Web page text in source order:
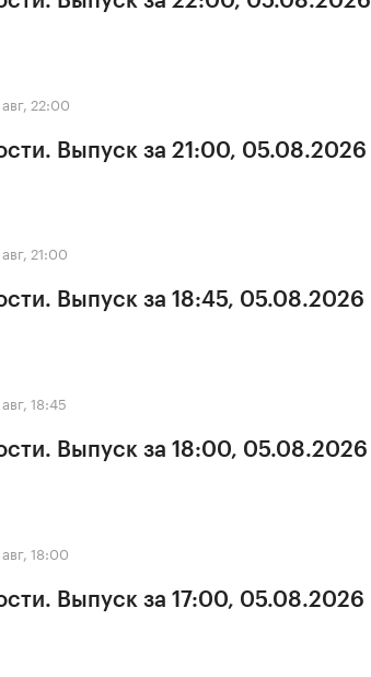
22:00
Выпуск за 21:00, 05.08.2026
21:00
Выпуск за 18:45, 05.08.2026
18:45
Выпуск за 18:00, 05.08.2026
18:00
Выпуск за 17:00, 05.08.2026